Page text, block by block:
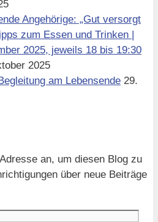
Angehörige: „Gut versorgt
zum Essen und Trinken |
2025, jeweils 18 bis 19:30
2025
am Lebensende 29.
an, um diesen Blog zu
über neue Beiträge